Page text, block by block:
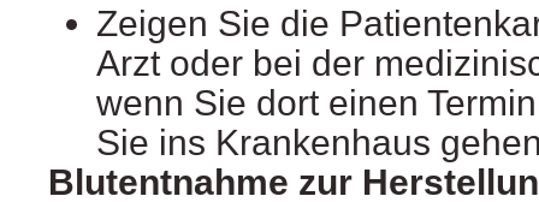
Zeigen Sie die
Arzt oder bei der
wenn Sie dort einen
Sie ins Krankenhaus
Blutentnahme zur